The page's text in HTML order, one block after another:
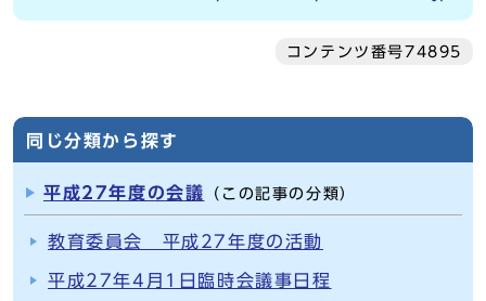
コンテンツ番号74895
同じ分類から探す
平成27年度の会議 （この記事の分類）
教育委員会 平成27年度の活動
平成27年4月1日臨時会議事日程